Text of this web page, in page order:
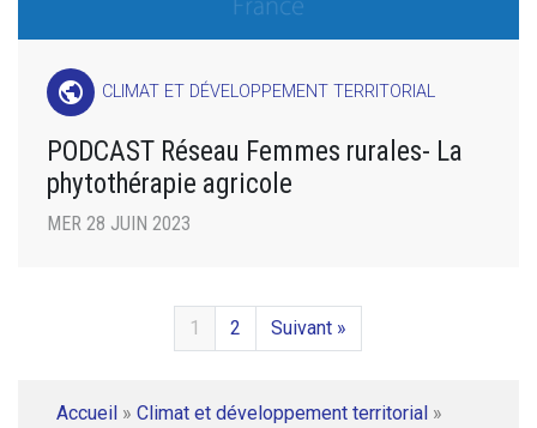
public CLIMAT ET DÉVELOPPEMENT TERRITORIAL
PODCAST Réseau Femmes rurales- La
phytothérapie agricole
MER 28 JUIN 2023
1 2 Suivant »
Accueil » Climat et développement territorial »